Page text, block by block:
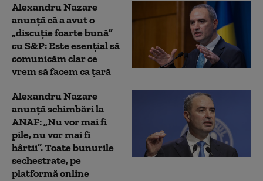
Alexandru Nazare
anunţă că a avut o
„discuţie foarte bună”
cu S&P: Este esenţial să
comunicăm clar ce
vrem să facem ca ţară
Alexandru Nazare
anunță schimbări la
ANAF: „Nu vor mai fi
pile, nu vor mai fi
hârtii”. Toate bunurile
sechestrate, pe
platformă online